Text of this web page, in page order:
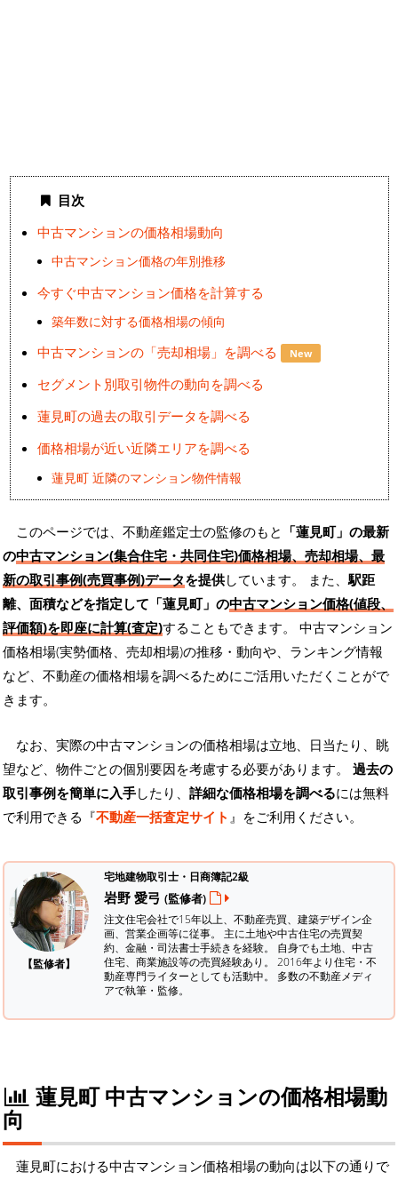
目次
中古マンションの価格相場動向
中古マンション価格の年別推移
今すぐ中古マンション価格を計算する
築年数に対する価格相場の傾向
中古マンションの「売却相場」を調べる New
セグメント別取引物件の動向を調べる
蓮見町の過去の取引データを調べる
価格相場が近い近隣エリアを調べる
蓮見町 近隣のマンション物件情報
このページでは、不動産鑑定士の監修のもと 「蓮見町」の最新
の中古マンション(集合住宅・共同住宅)価格相場、売却相場、最
新の取引事例(売買事例)データを提供しています。 また、駅距
離、面積などを指定して「蓮見町」の中古マンション価格(値段、
評価額)を即座に計算(査定)することもできます。 中古マンション
価格相場(実勢価格、売却相場)の推移・動向や、ランキング情報
など、不動産の価格相場を調べるためにご活用いただくことがで
きます。
なお、実際の中古マンションの価格相場は立地、日当たり、眺
望など、物件ごとの個別要因を考慮する必要があります。 過去の
取引事例を簡単に入手したり、 詳細な価格相場を調べるには無料
で利用できる『不動産一括査定サイト 』をご利用ください。
【監修者】
宅地建物取引士・日商簿記2級
岩野 愛弓 (監修者)
注文住宅会社で15年以上、不動産売買、建築デザイン企
画、営業企画等に従事。 主に土地や中古住宅の売買契
約、金融・司法書士手続きを経験。 自身でも土地、中古
住宅、商業施設等の売買経験あり。 2016年より住宅・不
動産専門ライターとしても活動中。 多数の不動産メディ
アで執筆・監修。
蓮見町 中古マンションの価格相場動
向
蓮見町における中古マンション価格相場の動向は以下の通りで